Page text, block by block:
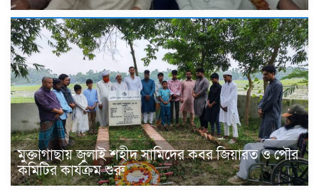
মুক্তাগাছায় জুলাই শহীদ সামিদের কবর জিয়ারত ও পৌর
কমিটির কার্যক্রম শুরু